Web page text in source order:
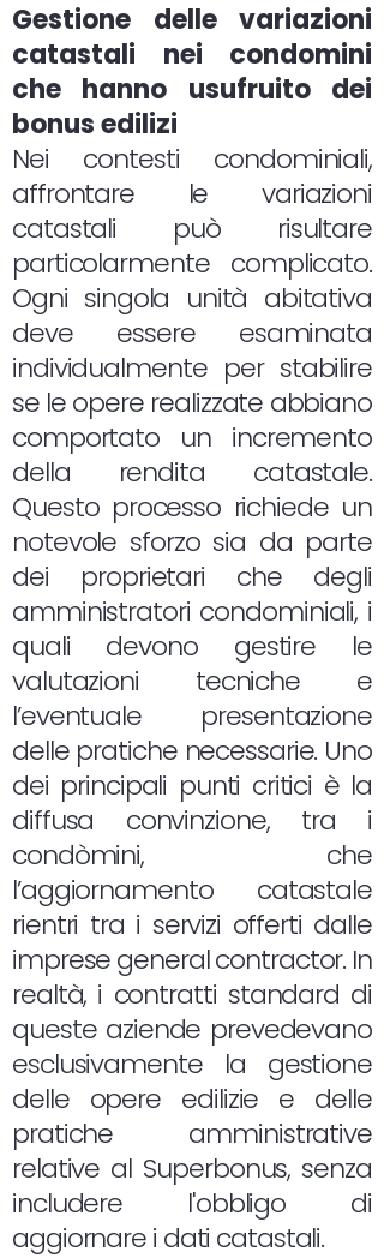
Gestione delle variazioni
catastali nei condomini
che hanno usufruito dei
bonus edilizi
Nei contesti condominiali,
affrontare le variazioni
catastali può risultare
particolarmente complicato.
Ogni singola unità abitativa
deve essere esaminata
individualmente per stabilire
se le opere realizzate abbiano
comportato un incremento
della rendita catastale.
Questo processo richiede un
notevole sforzo sia da parte
dei proprietari che degli
amministratori condominiali, i
quali devono gestire le
valutazioni tecniche e
l’eventuale presentazione
delle pratiche necessarie. Uno
dei principali punti critici è la
diffusa convinzione, tra i
condòmini, che
l’aggiornamento catastale
rientri tra i servizi offerti dalle
imprese general contractor. In
realtà, i contratti standard di
queste aziende prevedevano
esclusivamente la gestione
delle opere edilizie e delle
pratiche amministrative
relative al Superbonus, senza
includere l'obbligo di
aggiornare i dati catastali.